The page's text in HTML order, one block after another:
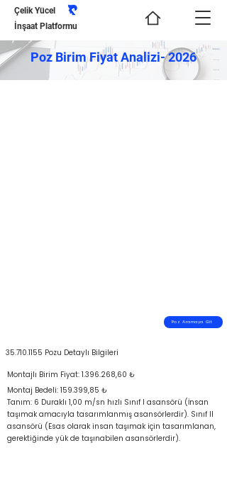
Çelik Yücel
İnşaat Platformu
Poz Birim Fiyat Analizi- 2026
Poz Aramaya Git
35.710.1155 Pozu Detaylı Bilgileri
Montajlı Birim Fiyat: 1.396.268,60 ₺
Montaj Bedeli: 159.399,85 ₺
Tanım: 6 Duraklı 1,00 m/sn hızlı Sınıf I asansörü (İnsan
taşımak amacıyla tasarımlanmış asansörlerdir). Sınıf II
asansörü (Esas olarak insan taşımak için tasarımlanan,
gerektiğinde yük de taşınabilen asansörlerdir).